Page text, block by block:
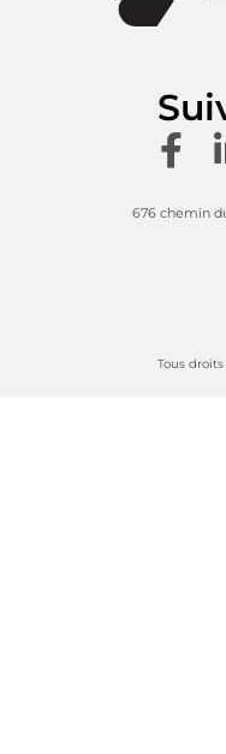
676 chemin
Tous droits